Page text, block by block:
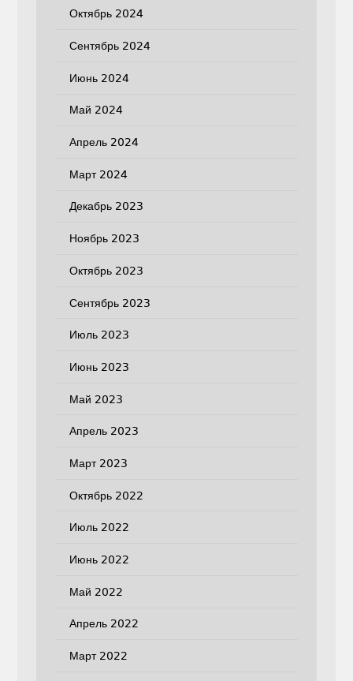
Октябрь 2024
Сентябрь 2024
Июнь 2024
Май 2024
Апрель 2024
Март 2024
Декабрь 2023
Ноябрь 2023
Октябрь 2023
Сентябрь 2023
Июль 2023
Июнь 2023
Май 2023
Апрель 2023
Март 2023
Октябрь 2022
Июль 2022
Июнь 2022
Май 2022
Апрель 2022
Март 2022